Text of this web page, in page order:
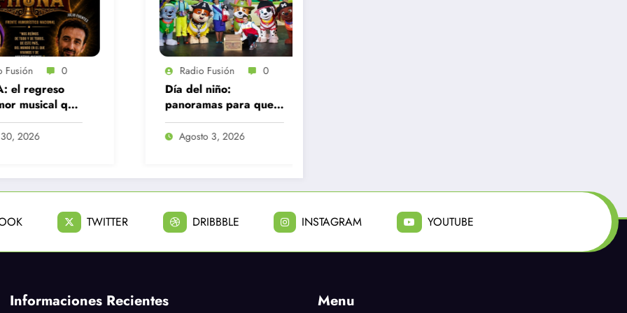
Radio Fusión
Día del niño:
panoramas para que
este domingo 09 de
agosto, sea inolvidable
Agosto 3, 2026
Radio Fusión
«La Jaula de las
Locas» conquista al
público y extiende su
temporada en Teatro
Julio 21, 2026
TWITTER DRIBBBLE INSTAGRAM YOUTUBE
Informaciones Recientes Menu